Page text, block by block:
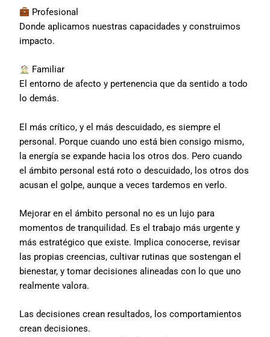
Profesional
Donde aplicamos nuestras capacidades y construimos
impacto.
Familiar
El entorno de afecto y pertenencia que da sentido a todo
lo demás.
El más crítico, y el más descuidado, es siempre el
personal. Porque cuando uno está bien consigo mismo,
la energía se expande hacia los otros dos. Pero cuando
el ámbito personal está roto o descuidado, los otros dos
acusan el golpe, aunque a veces tardemos en verlo.
Mejorar en el ámbito personal no es un lujo para
momentos de tranquilidad. Es el trabajo más urgente y
más estratégico que existe. Implica conocerse, revisar
las propias creencias, cultivar rutinas que sostengan el
bienestar, y tomar decisiones alineadas con lo que uno
realmente valora.
Las decisiones crean resultados, los comportamientos
crean decisiones.